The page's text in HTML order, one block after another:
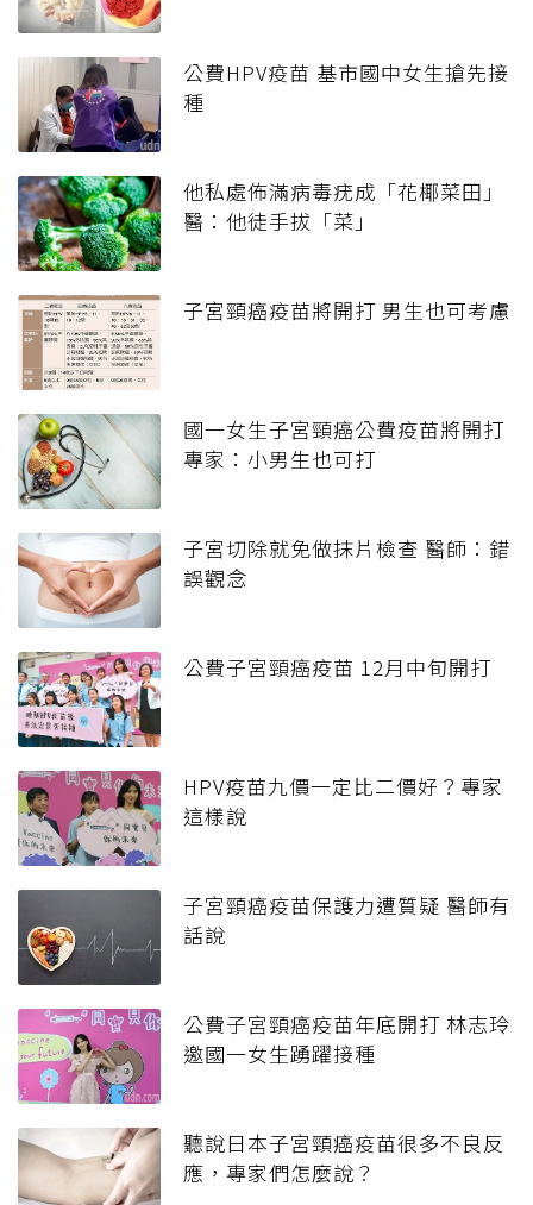
公費HPV疫苗 基市國中女生搶先接
種
他私處佈滿病毒疣成「花椰菜田」
醫：他徒手拔「菜」
子宮頸癌疫苗將開打 男生也可考慮
國一女生子宮頸癌公費疫苗將開打
專家：小男生也可打
子宮切除就免做抹片檢查 醫師：錯
誤觀念
公費子宮頸癌疫苗 12月中旬開打
HPV疫苗九價一定比二價好？專家
這樣說
子宮頸癌疫苗保護力遭質疑 醫師有
話說
公費子宮頸癌疫苗年底開打 林志玲
邀國一女生踴躍接種
聽說日本子宮頸癌疫苗很多不良反
應，專家們怎麼說？